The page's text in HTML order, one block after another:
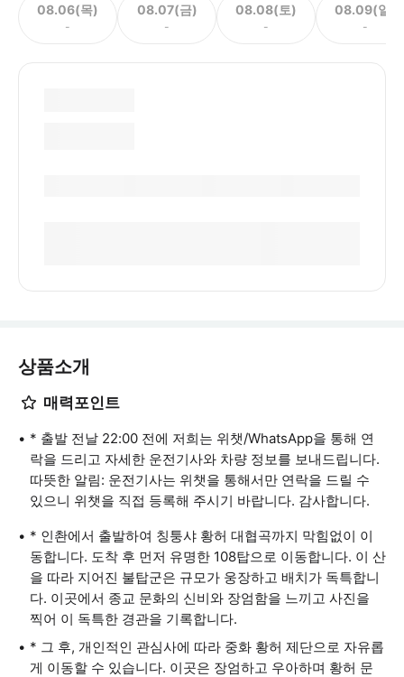
08.06(목)
-
08.07(금)
-
08.08(토)
-
08.09(일)
-
상품소개
매력포인트
* 출발 전날 22:00 전에 저희는 위챗/WhatsApp을 통해 연
락을 드리고 자세한 운전기사와 차량 정보를 보내드립니다.
따뜻한 알림: 운전기사는 위챗을 통해서만 연락을 드릴 수
있으니 위챗을 직접 등록해 주시기 바랍니다. 감사합니다.
* 인촨에서 출발하여 칭퉁샤 황허 대협곡까지 막힘없이 이
동합니다. 도착 후 먼저 유명한 108탑으로 이동합니다. 이 산
을 따라 지어진 불탑군은 규모가 웅장하고 배치가 독특합니
다. 이곳에서 종교 문화의 신비와 장엄함을 느끼고 사진을
찍어 이 독특한 경관을 기록합니다.
* 그 후, 개인적인 관심사에 따라 중화 황허 제단으로 자유롭
게 이동할 수 있습니다. 이곳은 장엄하고 우아하며 황허 문